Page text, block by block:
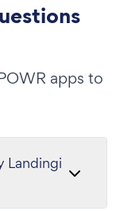
apps to
Landingi